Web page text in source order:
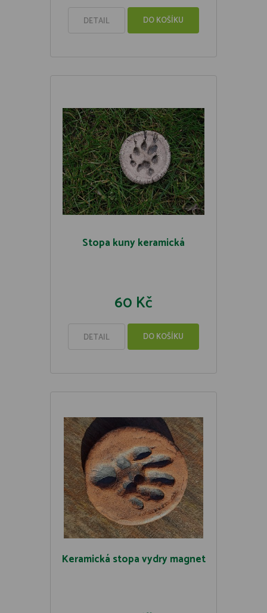
DETAIL DO KOŠÍKU
Stopa kuny keramická
60 Kč
DETAIL DO KOŠÍKU
Keramická stopa vydry magnet